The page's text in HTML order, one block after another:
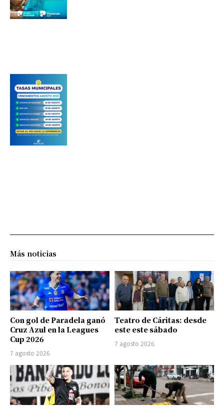
Más noticias
Con gol de Paradela ganó
Cruz Azul en la Leagues
Cup 2026
7 agosto 2026
Teatro de Cáritas: desde
este este sábado
7 agosto 2026